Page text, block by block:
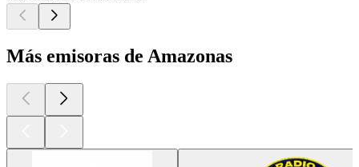
Más emisoras de Amazonas